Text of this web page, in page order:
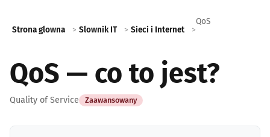
Strona glowna Slownik IT Sieci i Internet
QoS
QoS — co to jest?
Quality of Service Zaawansowany